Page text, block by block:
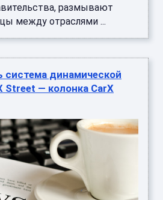
размывают
между отраслями ...
система динамической
Street — колонка CarX